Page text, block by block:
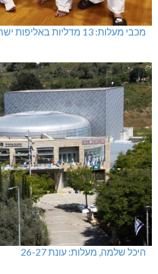
מכבי מעלות: 13 מדליות באליפות ישראל
היכל שלמה, מעלות: עונת 26-27